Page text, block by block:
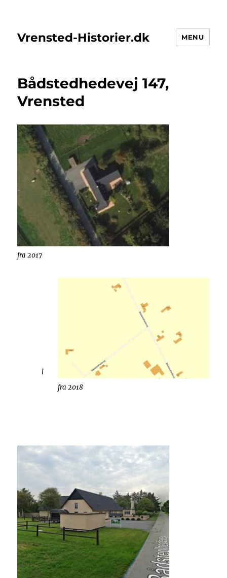
Vrensted-Historier.dk MENU
Bådstedhedevej 147,
Vrensted
fra 2017
fra 2018
l